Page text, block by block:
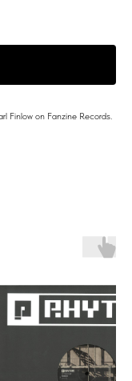
Finlow on Fanzine Records.